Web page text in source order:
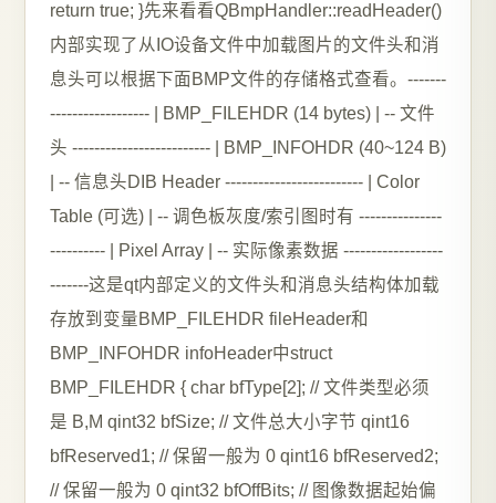
return true; }先来看看QBmpHandler::readHeader()
内部实现了从IO设备文件中加载图片的文件头和消
息头可以根据下面BMP文件的存储格式查看。-------
------------------ | BMP_FILEHDR (14 bytes) | -- 文件
头 ------------------------- | BMP_INFOHDR (40~124 B)
| -- 信息头DIB Header ------------------------- | Color
Table (可选) | -- 调色板灰度/索引图时有 ---------------
---------- | Pixel Array | -- 实际像素数据 ------------------
-------这是qt内部定义的文件头和消息头结构体加载
存放到变量BMP_FILEHDR fileHeader和
BMP_INFOHDR infoHeader中struct
BMP_FILEHDR { char bfType[2]; // 文件类型必须
是 B,M qint32 bfSize; // 文件总大小字节 qint16
bfReserved1; // 保留一般为 0 qint16 bfReserved2;
// 保留一般为 0 qint32 bfOffBits; // 图像数据起始偏